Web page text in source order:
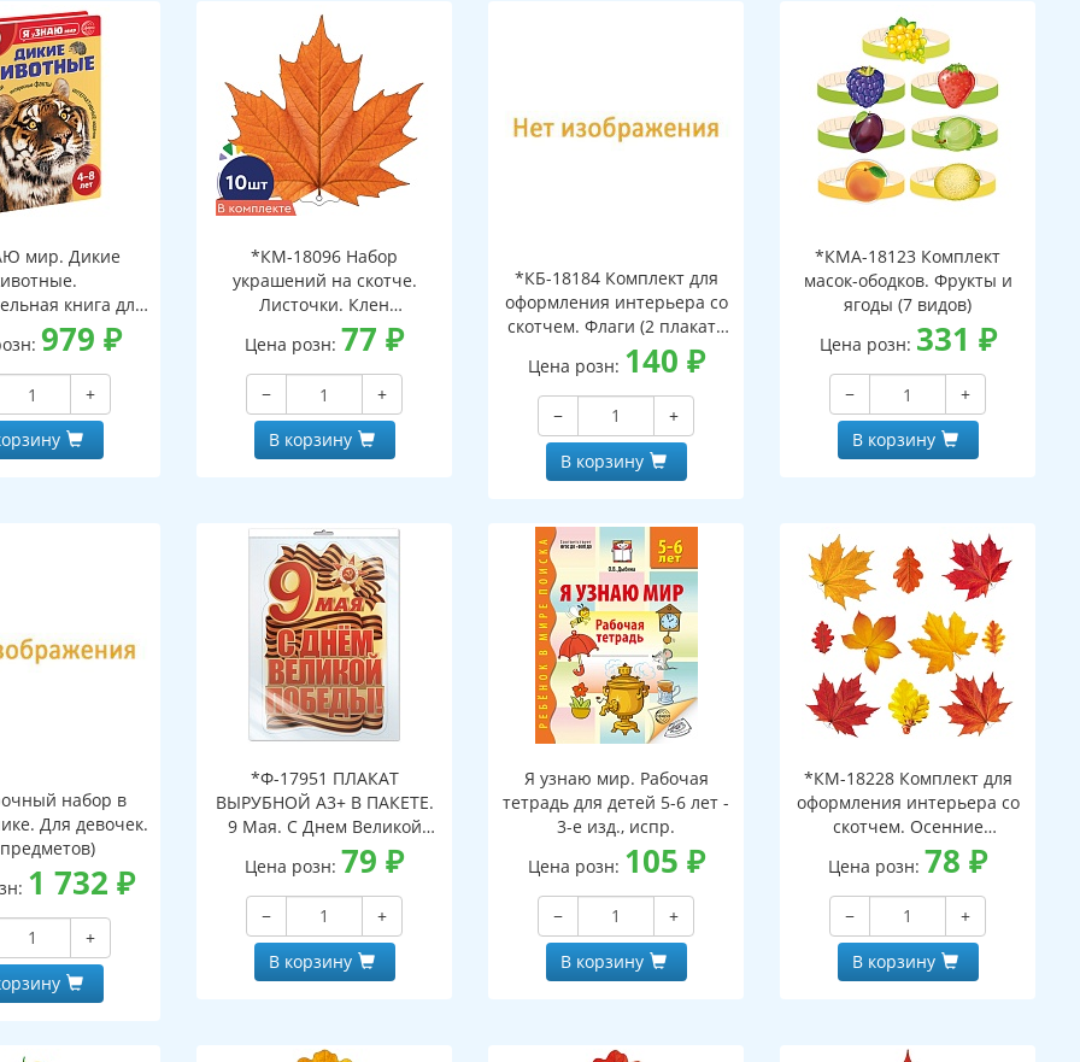
мир. Дикие
книга для
4-8 лет
979 ₽
+
*КМ-18096 Набор
украшений на скотче.
Листочки. Клен
наборе, двухсторонний,
ВД-лак)
Цена розн: 77₽
−
+
В корзину
*КБ-18184 Комплект для
оформления интерьера со
скотчем. Флаги (2 плаката
А3)
Цена розн: 140 ₽
−
+
В корзину
*КМА-18123 Комплект
масок-ободков. Фрукты и
ягоды (7 видов)
Цена розн: 331 ₽
−
+
В корзину
набор в
Для девочек.
1 732 ₽
+
*Ф-17951 ПЛАКАТ
ВЫРУБНОЙ А3+ В ПАКЕТЕ.
9 Мая. С Днем Великой
Победы! (двухсторонний,
ВД-лак, в индивидуальной
упаковке, с европодвесом
и клеевым клапаном)
Цена розн: 79₽
−
+
В корзину
Я узнаю мир. Рабочая
тетрадь для детей 5-6 лет -
3-е изд., испр.
Цена розн: 105 ₽
−
+
В корзину
*КМ-18228 Комплект для
оформления интерьера со
скотчем. Осенние
листочки-2 (10 видов)
Цена розн: 78₽
−
+
В корзину